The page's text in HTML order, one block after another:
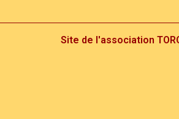
Site de l'association